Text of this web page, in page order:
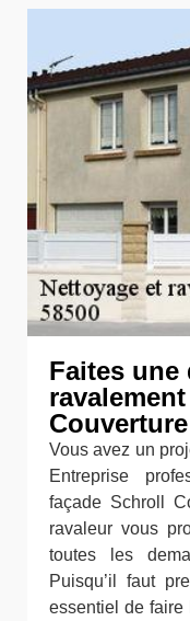
Faites une
Vous avez un
Entreprise
façade Schroll
ravaleur vous
toutes les
Puisqu’il faut
essentiel de faire